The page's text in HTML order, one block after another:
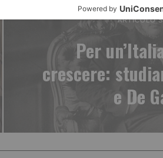
ARTICOLO
Per
crescere:
e De